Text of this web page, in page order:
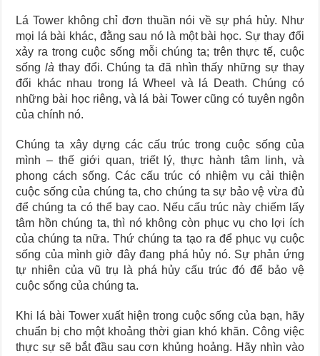
Lá Tower không chỉ đơn thuần nói về sự phá hủy. Như
mọi lá bài khác, đằng sau nó là một bài học. Sự thay đổi
xảy ra trong cuộc sống mỗi chúng ta; trên thực tế, cuộc
sốnglà thay đổi. Chúng ta đã nhìn thấy những sự thay
đổi khác nhau trong lá Wheel và lá Death. Chúng có
những bài học riêng, và lá bài Tower cũng có tuyên ngôn
của chính nó.
Chúng ta xây dựng các cấu trúc trong cuộc sống của
mình – thế giới quan, triết lý, thực hành tâm linh, và
phong cách sống. Các cấu trúc có nhiệm vụ cải thiện
cuộc sống của chúng ta, cho chúng ta sự bảo vệ vừa đủ
để chúng ta có thể bay cao. Nếu cấu trúc này chiếm lấy
tâm hồn chúng ta, thì nó không còn phục vụ cho lợi ích
của chúng ta nữa. Thứ chúng ta tạo ra để phục vụ cuộc
sống của mình giờ đây đang phá hủy nó. Sự phản ứng
tự nhiên của vũ trụ là phá hủy cấu trúc đó để bảo vệ
cuộc sống của chúng ta.
Khi lá bài Tower xuất hiện trong cuộc sống của bạn, hãy
chuẩn bị cho một khoảng thời gian khó khăn. Công việc
thực sự sẽ bắt đầu sau cơn khủng hoảng. Hãy nhìn vào